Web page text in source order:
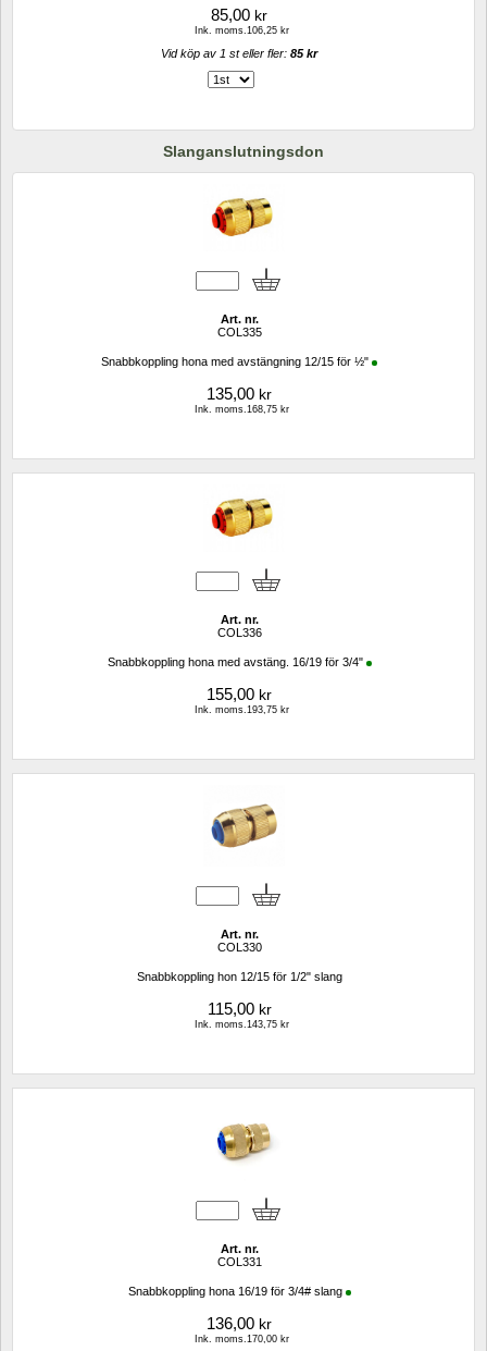
85,00 kr
Ink. moms.106,25 kr
Vid köp av 1 st eller fler: 85 kr
Slanganslutningsdon
Art. nr.
COL335
Snabbkoppling hona med avstängning 12/15 för ½"
135,00 kr
Ink. moms.168,75 kr
Art. nr.
COL336
Snabbkoppling hona med avstäng. 16/19 för 3/4"
155,00 kr
Ink. moms.193,75 kr
Art. nr.
COL330
Snabbkoppling hon 12/15 för 1/2" slang
115,00kr
Ink. moms.143,75 kr
Art. nr.
COL331
Snabbkoppling hona 16/19 för 3/4# slang
136,00 kr
Ink. moms.170,00 kr